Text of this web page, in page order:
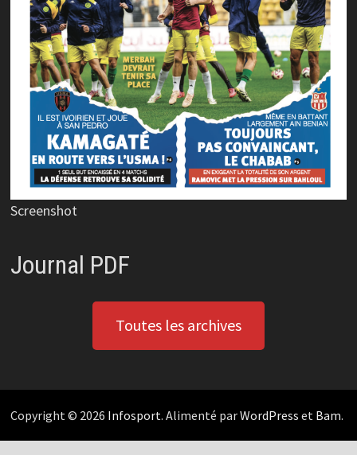
Screenshot
Journal PDF
Toutes les archives
Copyright © 2026 Infosport. Alimenté parWordPress et Bam.